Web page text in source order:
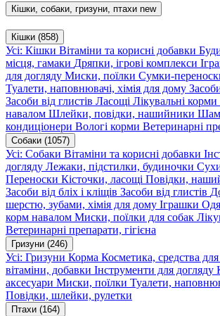
Кішки, собаки, гризуни, птахи new
Кішки (858)
Усі: Кішки Вітаміни та корисні добавки
місця, гамаки Дряпки, ігрові комплекси
для догляду Миски, поїлки Сумки-
Туалети, наповнювачі, хімія для дому
Засоби від глистів Ласощі Лікувальні корми
навалом Шлейки, повідки, нашийники
кондиціонери Вологі корми Ветеринарні
Собаки (1057)
Усі: Собаки Вітаміни та корисні добавки
догляду Лежаки, підстилки, будиночки
Переноски Кісточки, ласощі Повідки,
Засоби від бліх і кліщів Засоби від глистів
шерстю, зубами, хімія для дому Іграшки
корм навалом Миски, поїлки для собак
Ветеринарні препарати, гігієна
Гризуни (246)
Усі: Гризуни Корма Косметика, средства
вітаміни, добавки Інструменти для догляду
аксесуари Миски, поїлки Туалети,
Повідки, шлейки, рулетки
Птахи (164)